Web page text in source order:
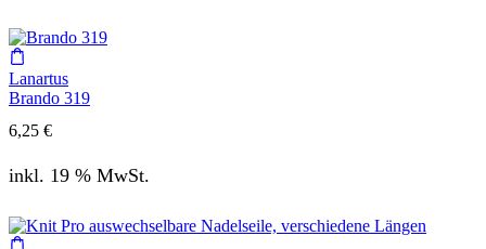
Lanartus
Brando 319
6,25 €
inkl. 19 % MwSt.